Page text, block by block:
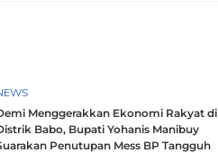
Menggerakkan Ekonomi Rakyat di
Babo, Bupati Yohanis Manibuy
Penutupan Mess BP Tangguh